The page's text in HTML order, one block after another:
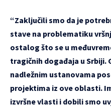
“Zaključili smo da je
stave na problematiku
ostalog što se u
tragičnih događaja u Srbiji.
nadležnim ustanovama
projektima iz ove oblasti.
izvršne vlasti i dobili smo